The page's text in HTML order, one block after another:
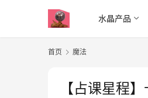
水晶产品
首页 魔法
【占课星‬程